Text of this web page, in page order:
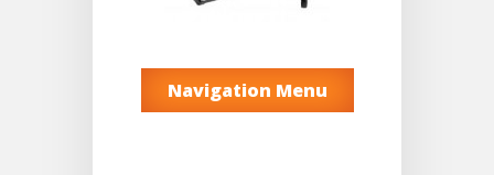
Navigation Menu